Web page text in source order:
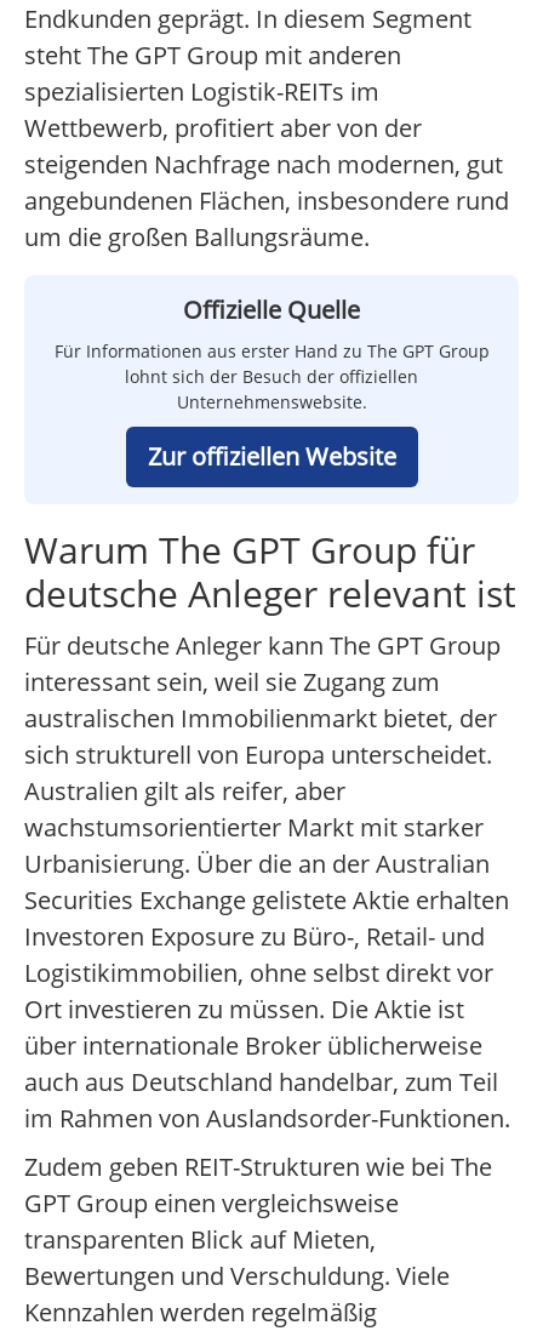
Endkunden geprägt. In diesem Segment
steht The GPT Group mit anderen
spezialisierten Logistik-REITs im
Wettbewerb, profitiert aber von der
steigenden Nachfrage nach modernen, gut
angebundenen Flächen, insbesondere rund
um die großen Ballungsräume.
Offizielle Quelle
Für Informationen aus erster Hand zu The GPT Group
lohnt sich der Besuch der offiziellen
Unternehmenswebsite.
Zur offiziellen Website
Warum The GPT Group für
deutsche Anleger relevant ist
Für deutsche Anleger kann The GPT Group
interessant sein, weil sie Zugang zum
australischen Immobilienmarkt bietet, der
sich strukturell von Europa unterscheidet.
Australien gilt als reifer, aber
wachstumsorientierter Markt mit starker
Urbanisierung. Über die an der Australian
Securities Exchange gelistete Aktie erhalten
Investoren Exposure zu Büro-, Retail- und
Logistikimmobilien, ohne selbst direkt vor
Ort investieren zu müssen. Die Aktie ist
über internationale Broker üblicherweise
auch aus Deutschland handelbar, zum Teil
im Rahmen von Auslandsorder-Funktionen.
Zudem geben REIT-Strukturen wie bei The
GPT Group einen vergleichsweise
transparenten Blick auf Mieten,
Bewertungen und Verschuldung. Viele
Kennzahlen werden regelmäßig